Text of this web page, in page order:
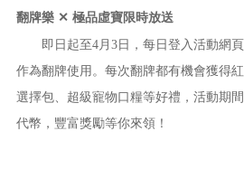
翻牌樂 ✕ 極品虛寶限時放送
即日起至4月3日，每日登入活動網頁
作為翻牌使用。每次翻牌都有機會獲得
選擇包、超級寵物口糧等好禮，活動期
代幣，豐富獎勵等你來領！